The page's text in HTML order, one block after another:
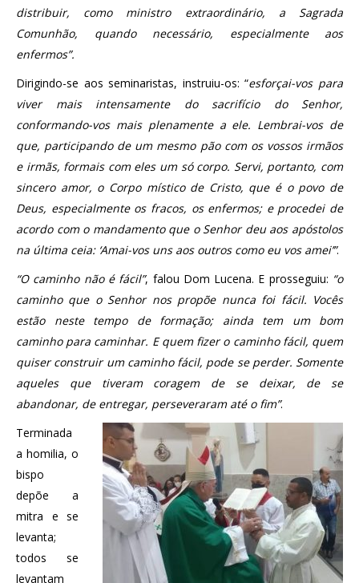
distribuir, como ministro extraordinário, a Sagrada
Comunhão, quando necessário, especialmente aos
enfermos”.
Dirigindo-se aos seminaristas, instruiu-os: “esforçai-vos para
viver mais intensamente do sacrifício do Senhor,
conformando-vos mais plenamente a ele. Lembrai-vos de
que, participando de um mesmo pão com os vossos irmãos
e irmãs, formais com eles um só corpo. Servi, portanto, com
sincero amor, o Corpo místico de Cristo, que é o povo de
Deus, especialmente os fracos, os enfermos; e procedei de
acordo com o mandamento que o Senhor deu aos apóstolos
na última ceia: ‘Amai-vos uns aos outros como eu vos amei’”.
“O caminho não é fácil”, falou Dom Lucena. E prosseguiu: “o
caminho que o Senhor nos propõe nunca foi fácil. Vocês
estão neste tempo de formação; ainda tem um bom
caminho para caminhar. E quem fizer o caminho fácil, quem
quiser construir um caminho fácil, pode se perder. Somente
aqueles que tiveram coragem de se deixar, de se
abandonar, de entregar, perseveraram até o fim”.
Terminada
a homilia, o
bispo
depõe a
mitra e se
levanta;
todos se
levantam